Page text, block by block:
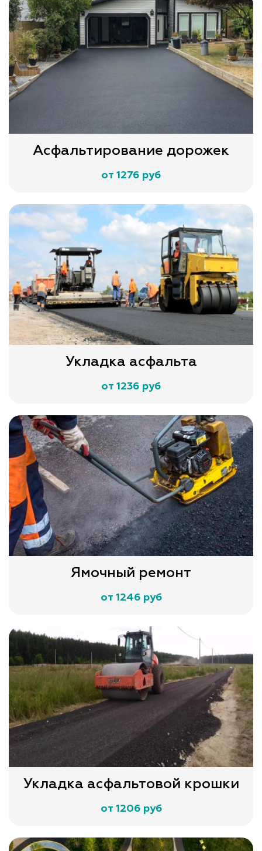
Асфальтирование дорожек
от 1276 руб
Укладка асфальта
от 1236 руб
Ямочный ремонт
от 1246 руб
Укладка асфальтовой крошки
от 1206 руб